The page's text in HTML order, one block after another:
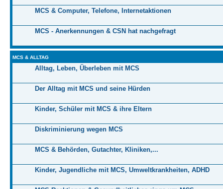
MCS & Computer, Telefone, Internetaktionen
MCS - Anerkennungen & CSN hat nachgefragt
MCS & ALLTAG
Alltag, Leben, Überleben mit MCS
Der Alltag mit MCS und seine Hürden
Kinder, Schüler mit MCS & ihre Eltern
Diskriminierung wegen MCS
MCS & Behörden, Gutachter, Kliniken,...
Kinder, Jugendliche mit MCS, Umweltkrankheiten, ADHD